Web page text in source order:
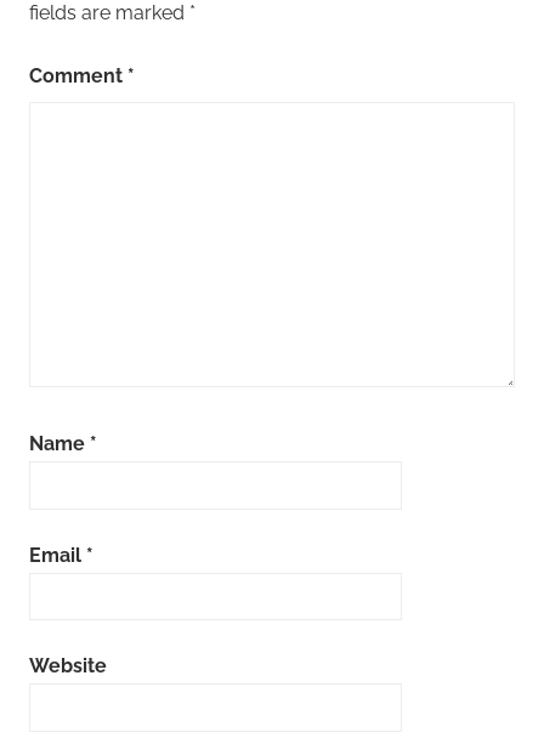
fields are marked *
Comment *
Name *
Email *
Website